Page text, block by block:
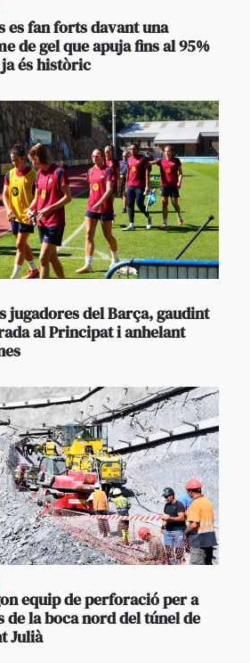
es fan forts davant una
de gel que apuja fins al 95%
és històric
jugadores del Barça, gaudint
al Principat i anhelant
equip de perforació per a
la boca nord del túnel de
Julià